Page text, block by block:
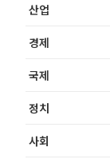
산업
경제
국제
정치
사회